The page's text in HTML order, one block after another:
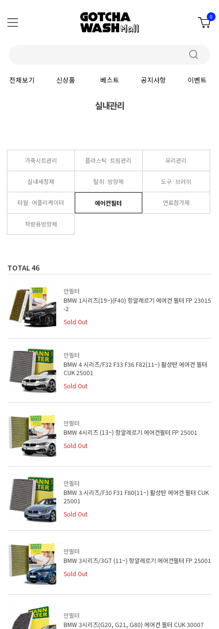
0
전체보기 신상품 베스트 공지사항 이벤트
실내관리
가죽시트관리 플라스틱·트림관리 유리관리
실내세정제 탈취·방향제 도구·브러쉬
타월·어플리케이터 에어컨필터 연료첨가제
차량용방향제
TOTAL46
만필터
BMW 1시리즈(19~)(F40) 항알레르기 에어컨 필터 FP 23015
-2
Sold Out
만필터
BMW 4 시리즈/F32 F33 F36 F82(11~) 활성탄 에어컨 필터
CUK 25001
Sold Out
만필터
BMW 4시리즈 (13~) 항알레르기 에어컨필터 FP 25001
Sold Out
만필터
BMW 3 시리즈/F30 F31 F80(11~) 활성탄 에어컨 필터 CUK
25001
Sold Out
만필터
BMW 3시리즈/3GT (11~) 항알레르기 에어컨필터 FP 25001
Sold Out
만필터
BMW 3시리즈(G20, G21, G80) 에어컨 필터 CUK 30007